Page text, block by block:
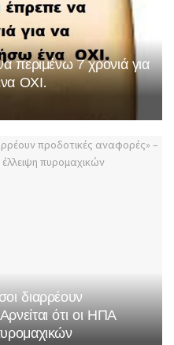
περιμένω 7 χρονιά για
ΟΧΙ.
διαρρέουν
ότι οι ΗΠΑ